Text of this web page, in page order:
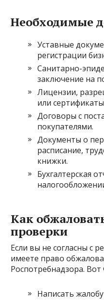
Необходимые
Уставные
регистрации
Санитарно-
заключение на
Лицензии,
или
Договоры с
покупателями.
Документы о
расписание,
книжки.
Бухгалтерская
Как
проверки
Если вы не согласны с
имеете право
Роспотребнадзора. Вот
Написать